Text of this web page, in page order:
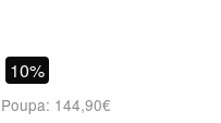
10%
Poupa: 144,90€